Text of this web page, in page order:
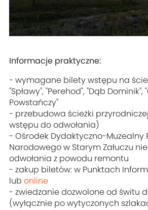
Informacje praktyczne:
- wymagane bilety wstępu na
"Spławy", "Perehod", "Dąb Dominik",
Powstańczy"
- przebudowa ścieżki przyrodniczej
wstępu do odwołania)
- Ośrodek Dydaktyczno-Muzealny
Narodowego w Starym Załuczu
odwołania z powodu remontu
- zakup biletów: w Punktach
lubonline
- zwiedzanie dozwolone od świtu
(wyłącznie po wytyczonych